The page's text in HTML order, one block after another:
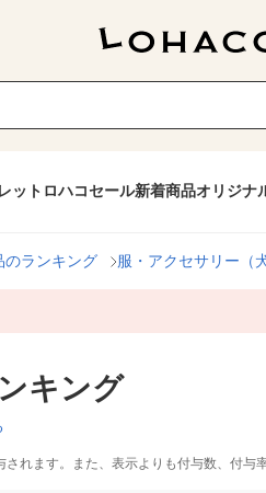
ット ロハコセール新着商品オリジナ
のランキング 服・アクセサリー（
キング
れます。また、表示よりも付与数、付与